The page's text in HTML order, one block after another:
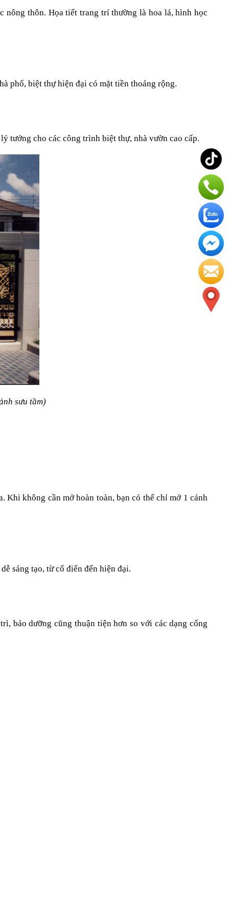
nông thôn. Họa tiết trang trí thường là hoa lá, hình học
phố, biệt thự hiện đại có mặt tiền thoáng rộng.
tưởng cho các công trình biệt thự, nhà vườn cao cấp.
sưu tầm)
Khi không cần mở hoàn toàn, bạn có thể chỉ mở 1 cánh
sáng tạo, từ cổ điển đến hiện đại.
bảo dưỡng cũng thuận tiện hơn so với các dạng cổng